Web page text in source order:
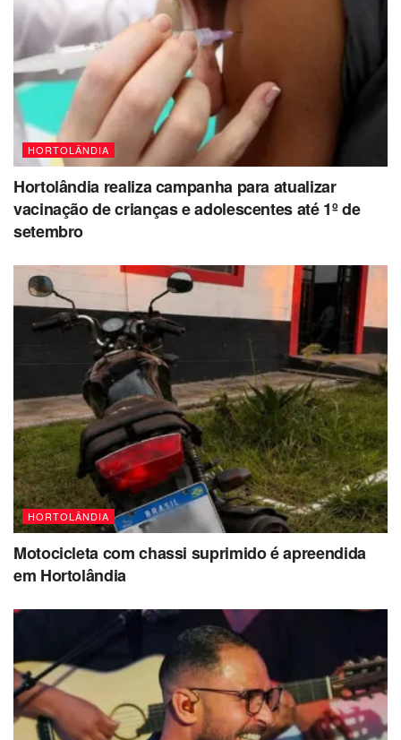
HORTOLÂNDIA
Hortolândia realiza campanha para atualizar
vacinação de crianças e adolescentes até 1º de
setembro
HORTOLÂNDIA
Motocicleta com chassi suprimido é apreendida
em Hortolândia